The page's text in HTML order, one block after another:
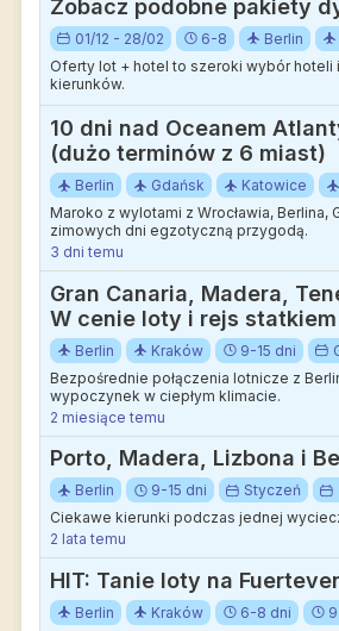
Zobacz podobne pakiety
01/12 - 28/02 6-8 Berlin
Oferty lot + hotel to szeroki wybór hoteli
kierunków.
10 dni nad Oceanem
(dużo terminów z 6 miast)
Berlin Gdańsk Katowice
Maroko z wylotami z Wrocławia,
zimowych dni egzotyczną przygodą.
3 dni temu
Gran Canaria, Madera,
W cenie loty i rejs statkiem
Berlin Kraków 9-15 dni
Bezpośrednie połączenia lotnicze z
wypoczynek w ciepłym klimacie.
2 miesiące temu
Porto, Madera, Lizbona i
Berlin 9-15 dni Styczeń
Ciekawe kierunki podczas jednej
2 lata temu
HIT: Tanie loty na
Berlin Kraków 6-8 dni